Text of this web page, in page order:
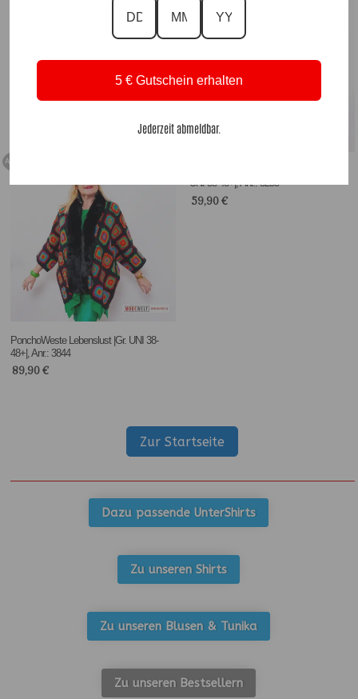
Tunika Lady Leo Luxury |Gr. 42-48+|, Anr.:
UNI 38-48+|, Anr.: 3255
59,90€
Ausverkauft
PonchoWeste Lebenslust |Gr. UNI 38-
48+|, Anr.: 3844
89,90€
Zur Startseite
Dazu passende UnterShirts
Zu unseren Shirts
Zu unseren Blusen & Tunika
Zu unseren Bestsellern
5 € Gutschein erhalten
Jederzeit abmeldbar.